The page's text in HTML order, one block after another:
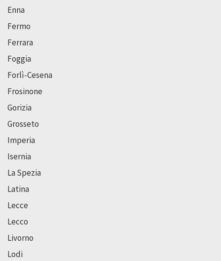
Enna
Fermo
Ferrara
Foggia
Forlì-Cesena
Frosinone
Gorizia
Grosseto
Imperia
Isernia
La Spezia
Latina
Lecce
Lecco
Livorno
Lodi